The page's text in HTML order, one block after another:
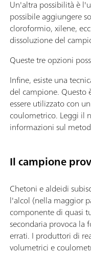
Un'altra possibilità è
possibile aggiungere
cloroformio, xilene,
dissoluzione del
Queste tre opzioni
Infine, esiste una
del campione. Questo
essere utilizzato con
coulometrico. Leggi il
informazioni sul
Il campione
Chetoni e aldeidi
l'alcol (nella maggior
componente di quasi
secondaria provoca la
errati. I produttori di
volumetrici e